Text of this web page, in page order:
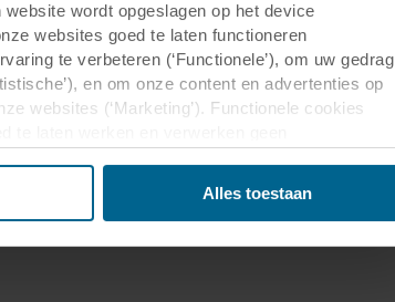
wordt opgeslagen op het device
websites goed te laten functioneren
te verbeteren (‘Functionele’), om uw gedrag
en om onze content en advertenties op
websites (‘Marketing’). Functionele cookies
aan onze social media-, advertentie- en
Alles toestaan